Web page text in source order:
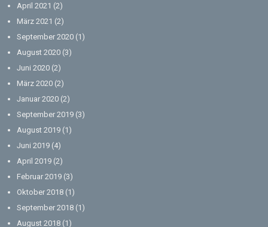
April 2021 (2)
März 2021 (2)
September 2020 (1)
August 2020 (3)
Juni 2020 (2)
März 2020 (2)
Januar 2020 (2)
September 2019 (3)
August 2019 (1)
Juni 2019 (4)
April 2019 (2)
Februar 2019 (3)
Oktober 2018 (1)
September 2018 (1)
August 2018 (1)